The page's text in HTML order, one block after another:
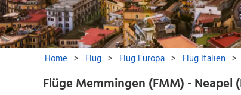
Flüge Memmingen (FMM) - Neapel